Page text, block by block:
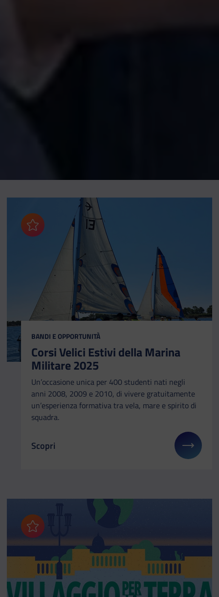
Aggiungi ai preferiti
CATEGORIA:
BANDI E OPPORTUNITÀ
Corsi Velici Estivi della Marina
Militare 2025
Un’occasione unica per 400 studenti nati negli
anni 2008, 2009 e 2010, di vivere gratuitamente
un’esperienza formativa tra vela, mare e spirito di
squadra.
Il link ti porterà ad avere maggiori dettagli su:
Scopri
Aggiungi ai preferiti